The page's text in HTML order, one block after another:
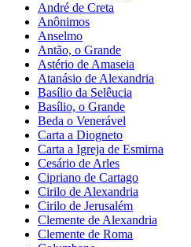
André de Creta
Anônimos
Anselmo
Antão, o Grande
Astério de Amaseia
Atanásio de Alexandria
Basílio da Selêucia
Basílio, o Grande
Beda o Venerável
Carta a Diogneto
Carta a Igreja de Esmirna
Cesário de Arles
Cipriano de Cartago
Cirilo de Alexandria
Cirilo de Jerusalém
Clemente de Alexandria
Clemente de Roma